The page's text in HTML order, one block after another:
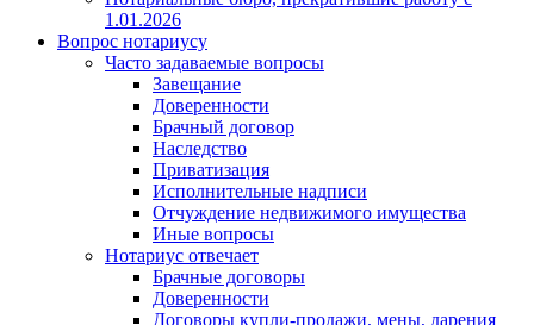
1.01.2026
Вопрос нотариусу
Часто задаваемые вопросы
Завещание
Доверенности
Брачный договор
Наследство
Приватизация
Исполнительные надписи
Отчуждение недвижимого имущества
Иные вопросы
Нотариус отвечает
Брачные договоры
Доверенности
Договоры купли-продажи, мены, дарения